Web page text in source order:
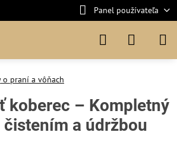
Panel používateľa
o praní a vôňach
koberec – Kompletný
a údržbou